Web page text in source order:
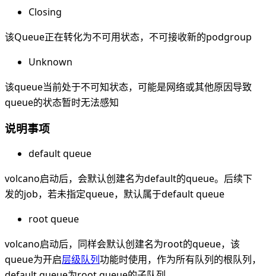
Closing
该Queue正在转化为不可用状态，不可接收新的podgroup
Unknown
该queue当前处于不可知状态，可能是网络或其他原因导致
queue的状态暂时无法感知
说明事项
default queue
volcano启动后，会默认创建名为default的queue。后续下
发的job，若未指定queue，默认属于default queue
root queue
volcano启动后，同样会默认创建名为root的queue，该
queue为开启层级队列功能时使用，作为所有队列的根队列，